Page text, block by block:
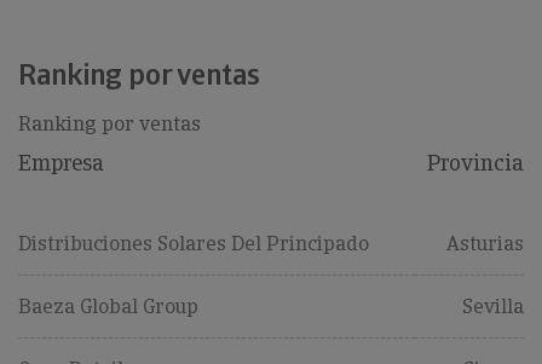
Ranking por ventas
Ranking por ventas
Empresa Provincia
Distribuciones Solares Del Principado Asturias
Baeza Global Group Sevilla